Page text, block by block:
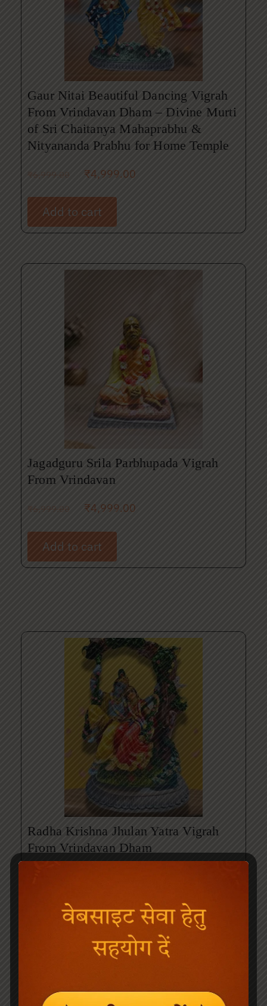
Gaur Nitai Beautiful Dancing Vigrah
From Vrindavan Dham – Divine Murti
of Sri Chaitanya Mahaprabhu &
Nityananda Prabhu for Home Temple
₹6,999.00 ₹4,999.00
Add to cart
Jagadguru Srila Parbhupada Vigrah
From Vrindavan
₹6,999.00 ₹4,999.00
Add to cart
Radha Krishna Jhulan Yatra Vigrah
From Vrindavan Dham
Add to cart